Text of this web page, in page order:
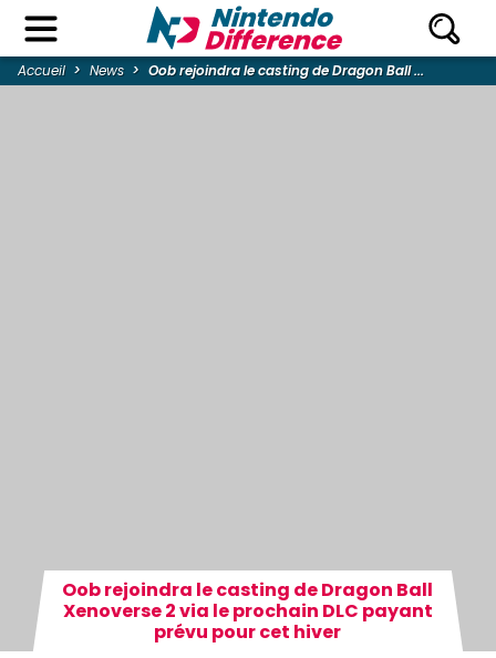
Accueil News Oob rejoindra le casting de Dragon Ball ...
Oob rejoindra le casting de Dragon Ball
Xenoverse 2 via le prochain DLC payant
prévu pour cet hiver